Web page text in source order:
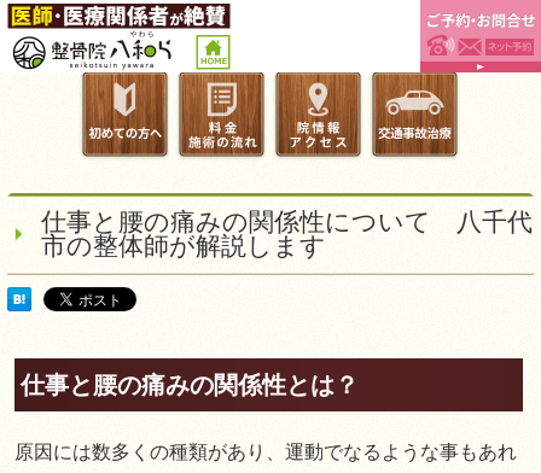
仕事と腰の痛みの関係性について 八千代
市の整体師が解説します
仕事と腰の痛みの関係性とは？
原因には数多くの種類があり、運動でなるような事もあれ